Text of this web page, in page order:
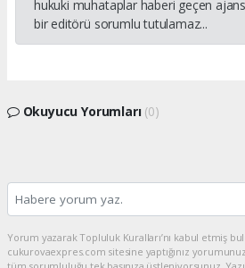
hukuki muhataplar haberi geçen
bir editörü sorumlu tutulamaz...
Okuyucu Yorumları (0)
Yorum yazarak Topluluk Kuralları’nı kabul etmiş
cukurovaexpres.com sitesine yaptığınız